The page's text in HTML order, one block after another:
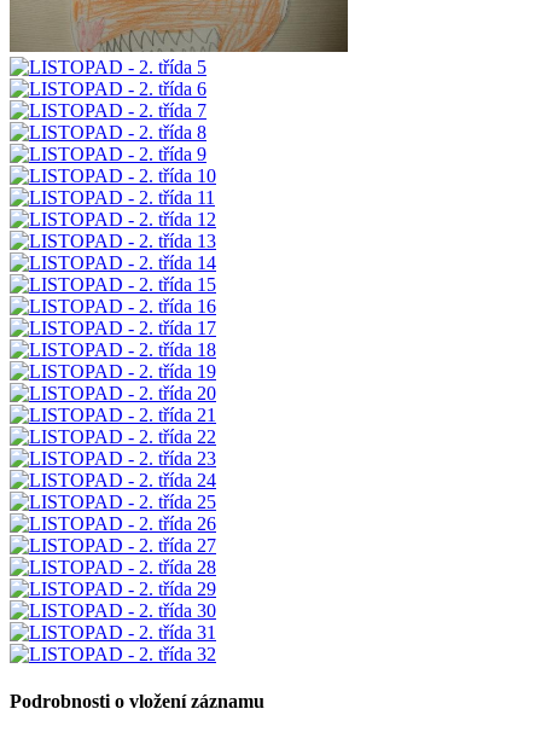
Podrobnosti o vložení záznamu